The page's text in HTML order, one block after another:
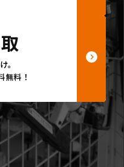
。
無料！